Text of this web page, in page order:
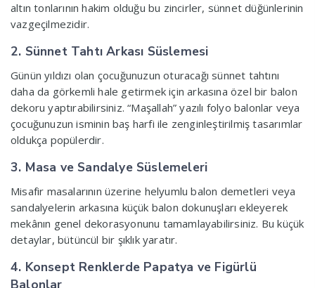
altın tonlarının hakim olduğu bu zincirler, sünnet düğünlerinin
vazgeçilmezidir.
2. Sünnet Tahtı Arkası Süslemesi
Günün yıldızı olan çocuğunuzun oturacağı sünnet tahtını
daha da görkemli hale getirmek için arkasına özel bir balon
dekoru yaptırabilirsiniz. “Maşallah” yazılı folyo balonlar veya
çocuğunuzun isminin baş harfi ile zenginleştirilmiş tasarımlar
oldukça popülerdir.
3. Masa ve Sandalye Süslemeleri
Misafir masalarının üzerine helyumlu balon demetleri veya
sandalyelerin arkasına küçük balon dokunuşları ekleyerek
mekânın genel dekorasyonunu tamamlayabilirsiniz. Bu küçük
detaylar, bütüncül bir şıklık yaratır.
4. Konsept Renklerde Papatya ve Figürlü